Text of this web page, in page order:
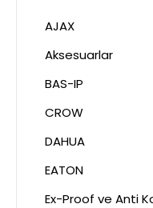
AJAX
Aksesuarlar
BAS-IP
CROW
DAHUA
EATON
Ex-Proof ve Anti